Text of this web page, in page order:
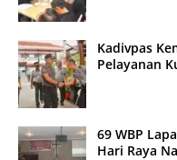
Kadivpas
Pelayanan
69 WBP
Hari Raya